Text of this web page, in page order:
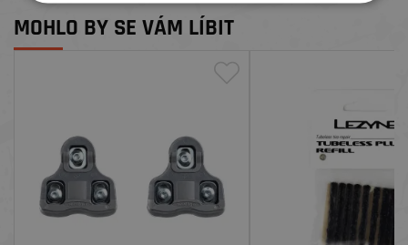
MOHLO BY SE VÁM LÍBIT